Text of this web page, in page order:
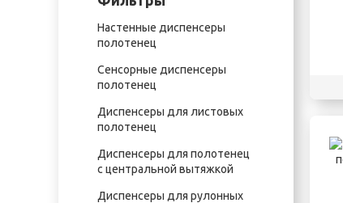
Настенные диспенсеры
полотенец
Сенсорные диспенсеры
полотенец
Диспенсеры для листовых
полотенец
Диспенсеры для полотенец
с центральной вытяжкой
Диспенсеры для рулонных